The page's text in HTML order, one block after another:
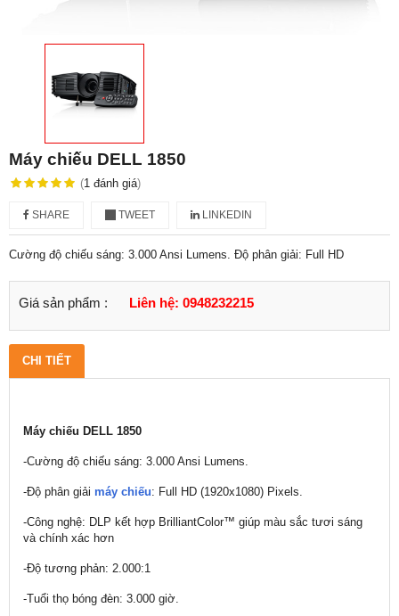
Máy chiếu DELL 1850
(1 đánh giá)
SHARE TWEET LINKEDIN
Cường độ chiếu sáng: 3.000 Ansi Lumens. Độ phân giải: Full HD
Giá sản phẩm : Liên hệ: 0948232215
CHI TIẾT
Máy chiếu DELL 1850
-Cường độ chiếu sáng: 3.000 Ansi Lumens.
-Độ phân giải máy chiếu: Full HD (1920x1080) Pixels.
-Công nghệ: DLP kết hợp BrilliantColor™ giúp màu sắc tươi sáng
và chính xác hơn
-Độ tương phản: 2.000:1
-Tuổi thọ bóng đèn: 3.000 giờ.